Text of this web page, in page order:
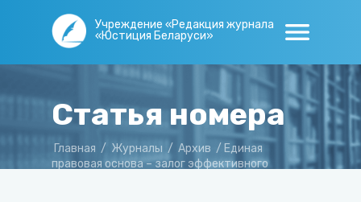
Учреждение «Редакция журнала
«Юстиция Беларуси»
Статья номера
Главная / Журналы / Архив / Единая
правовая основа – залог эффективного